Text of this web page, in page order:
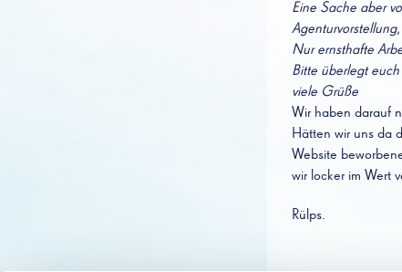
Eine Sache aber
Nur ernsthafte
Bitte überlegt euch
viele Grüße
Wir haben darauf
Hätten wir uns da
Website
wir locker im Wert
Rülps.